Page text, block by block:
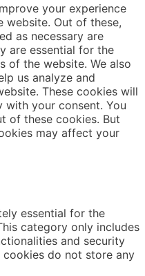
your experience
website. Out of these,
as necessary are
are essential for the
of the website. We also
us analyze and
These cookies will
your consent. You
of these cookies. But
may affect your
essential for the
category only includes
and security
do not store any